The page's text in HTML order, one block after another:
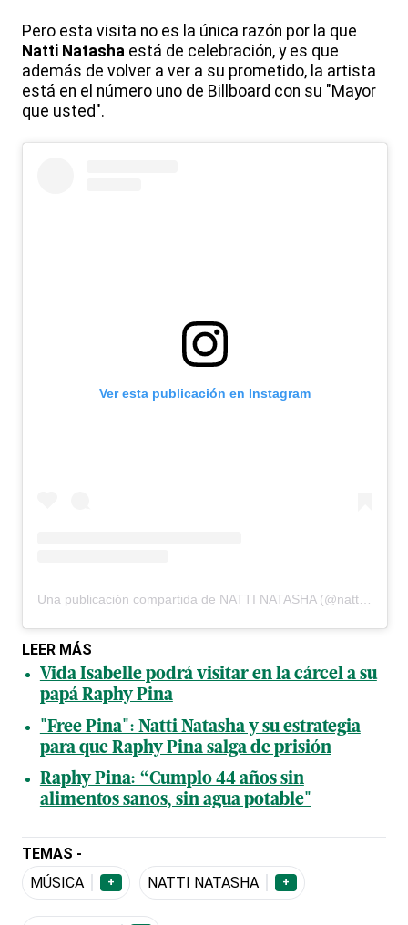
Pero esta visita no es la única razón por la que
Natti Natasha está de celebración, y es que
además de volver a ver a su prometido, la artista
está en el número uno de Billboard con su "Mayor
que usted".
Ver esta publicación en Instagram
Una publicación compartida de NATTI NATASHA (@nattinatasha)
LEER MÁS
Vida Isabelle podrá visitar en la cárcel a su
papá Raphy Pina
"Free Pina": Natti Natasha y su estrategia
para que Raphy Pina salga de prisión
Raphy Pina: “Cumplo 44 años sin
alimentos sanos, sin agua potable"
TEMAS -
MÚSICA
+ NATTI NATASHA +